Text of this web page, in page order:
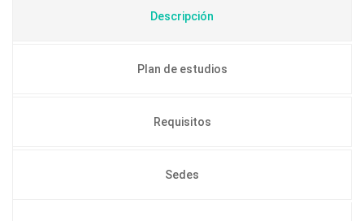
Descripción
Plan de estudios
Requisitos
Sedes